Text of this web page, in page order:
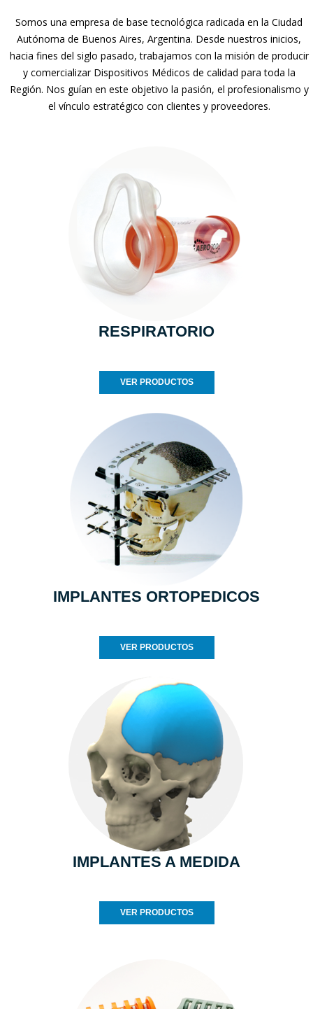
Somos una empresa de base tecnológica radicada en la Ciudad
Autónoma de Buenos Aires, Argentina. Desde nuestros inicios,
hacia fines del siglo pasado, trabajamos con la misión de producir
y comercializar Dispositivos Médicos de calidad para toda la
Región. Nos guían en este objetivo la pasión, el profesionalismo y
el vínculo estratégico con clientes y proveedores.
RESPIRATORIO
VER PRODUCTOS
IMPLANTES ORTOPEDICOS
VER PRODUCTOS
IMPLANTES A MEDIDA
VER PRODUCTOS